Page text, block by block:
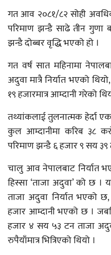
गत आव २०८१/८२ सोही
परिमाण झन्डै साढे तीन
झन्डै दोब्बर वृद्धि भएको हो ।
गत वर्ष सात महिनामा
अदुवा मात्रै निर्यात भएको
१९ हजारमात्र आम्दानी गरेको
तथ्यांकलाई तुलनात्मक हेर्दा
कुल आम्दानीमा करिब ३८
परिमाण झन्डै ६ हजार ९ सय
चालु आव नेपालबाट निर्यात
हिस्सा ‘ताजा अदुवा’ को छ
ताजा अदुवा निर्यात
हजार आम्दानी भएको छ ।
हजार ४ सय ५३ टन ताजा
रुपैयाँमात्र भित्रिएको थियो ।